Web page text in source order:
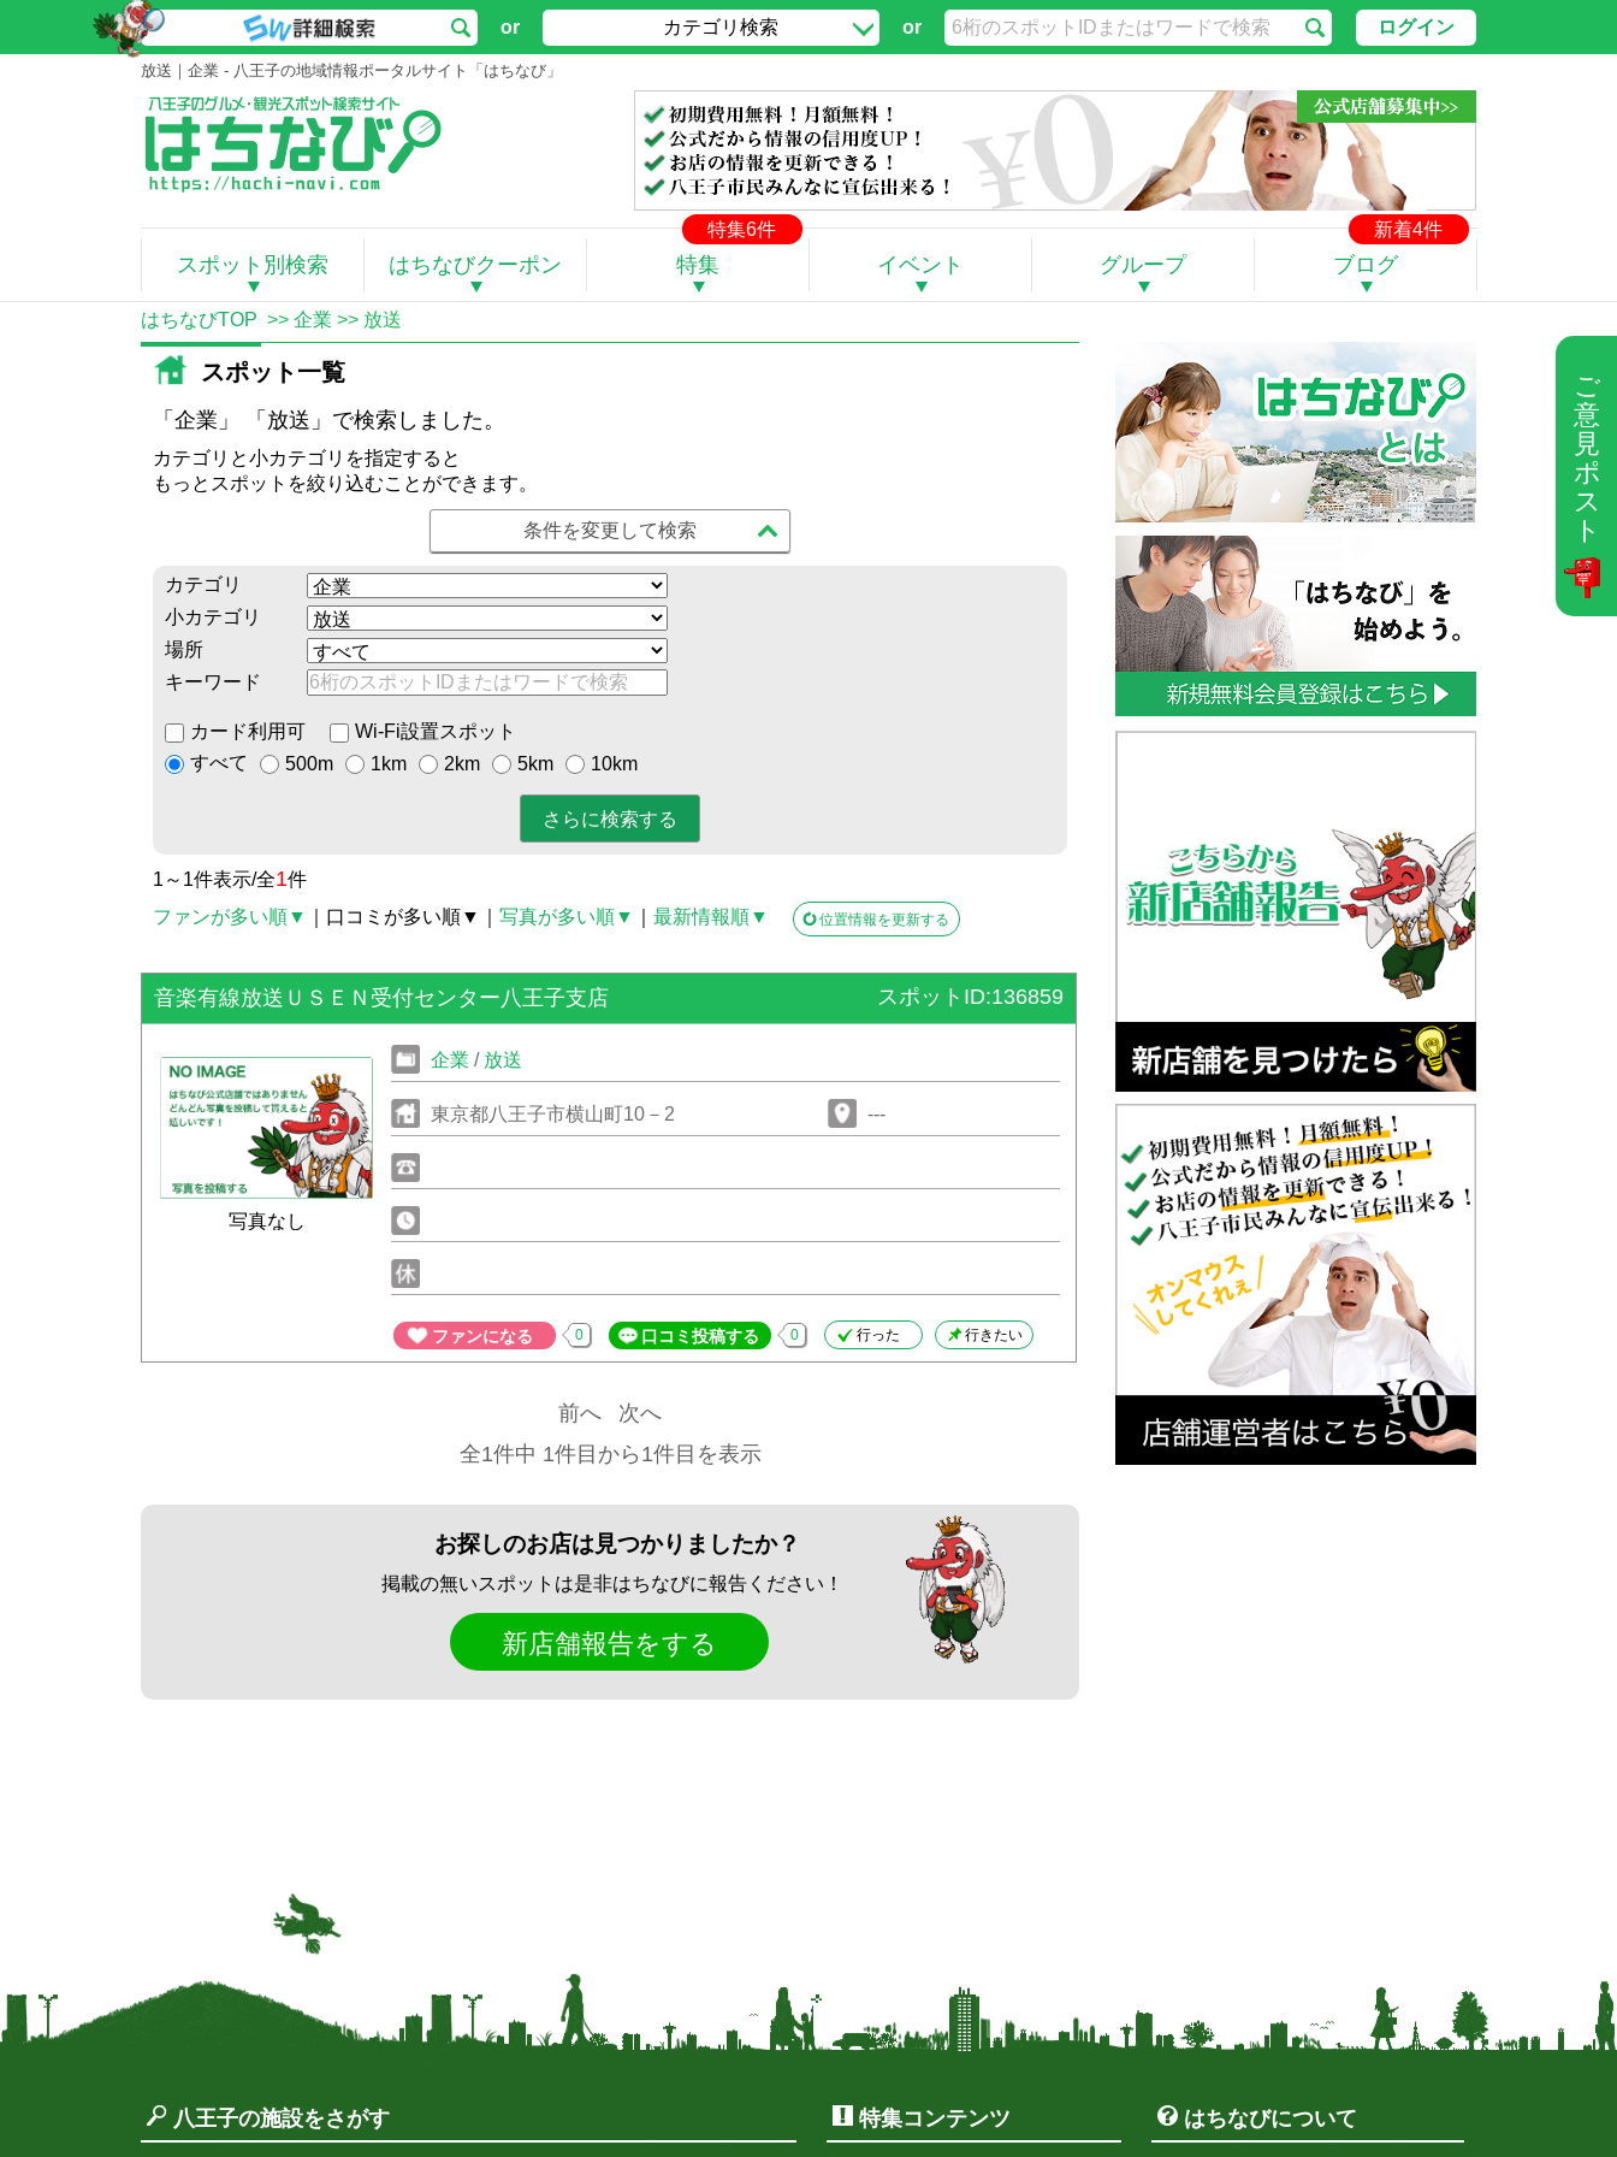
ご
意
見
ポ
ス
ト
or カテゴリ検索 or ログイン
放送｜企業 - 八王子の地域情報ポータルサイト「はちなび」
特集6件 新着4件
スポット別検索 はちなびクーポン 特集 イベント グループ ブログ
はちなびTOP >> 企業 >> 放送
スポット一覧
「企業」 「放送」で検索しました。
カテゴリと小カテゴリを指定すると
もっとスポットを絞り込むことができます。
条件を変更して検索
カテゴリ
小カテゴリ
場所
キーワード
カード利用可
Wi-Fi設置スポット
すべて
500m 1km 2km 5km 10km
1～1件表示/全1件
ファンが多い順▼
｜口コミが多い順▼ 写真が多い順▼ 最新情報順▼ 位置情報を更新する
音楽有線放送ＵＳＥＮ受付センター八王子支店 スポットID:136859
写真なし
企業 / 放送
東京都八王子市横山町10－2 ---
ファンになる 0 口コミ投稿する 0 行った 行きたい
前へ
次へ
全1件中 1件目から1件目を表示
お探しのお店は見つかりましたか？
掲載の無いスポットは是非はちなびに報告ください！
新店舗報告をする
八王子の施設をさがす 特集コンテンツ はちなびについて